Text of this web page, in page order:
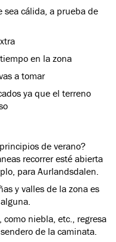
sea cálida, a prueba de
en la zona
a tomar
ya que el terreno
de verano?
recorrer esté abierta
para Aurlandsdalen.
y valles de la zona es
niebla, etc., regresa
de la caminata.